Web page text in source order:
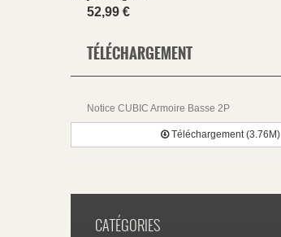
52,99 €
TÉLÉCHARGEMENT
Notice CUBIC Armoire Basse 2P
Téléchargement (3.76M)
CATÉGORIES